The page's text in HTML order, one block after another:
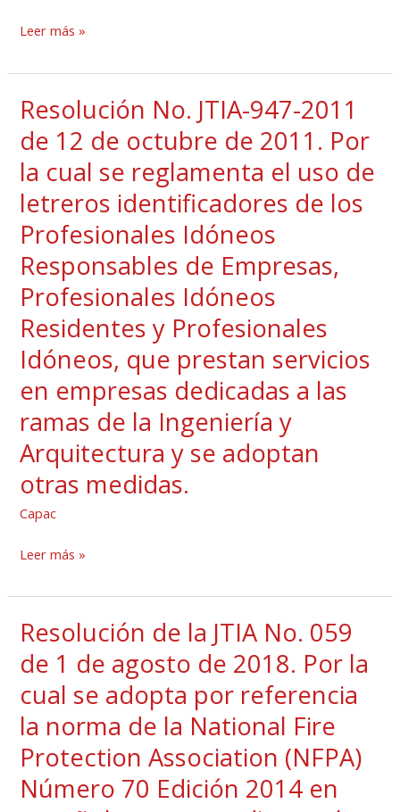
15
que
regula
el
ejercicio
de
las
de
ingeniería,
arquitectura,
agrimensura
y
maestría
de
obras.
ley
también
la
de
Ingeniería
Arquitectura
(JTIA).
Leer más »
Resolución No. JTIA-947-2011
de 12 de octubre de 2011. Por
la cual se reglamenta el uso de
letreros identificadores de los
Profesionales Idóneos
Responsables de Empresas,
Profesionales Idóneos
Residentes y Profesionales
Idóneos, que prestan servicios
en empresas dedicadas a las
ramas de la Ingeniería y
Arquitectura y se adoptan
otras medidas.
Capac
Resolución
No.
JTIA-
947-
2011
de
12
de
octubre
de
2011.
Por
la
cual
se
reglamenta
el
uso
letreros
los
Profesionales
Idóneos
Responsables
de
Empresas,
Profesionales
Idóneos
Leer más »
Resolución de la JTIA No. 059
de 1 de agosto de 2018. Por la
cual se adopta por referencia
la norma de la National Fire
Protection Association (NFPA)
Número 70 Edición 2014 en
Resolución
de
la
JTIA
No.
059
de
1